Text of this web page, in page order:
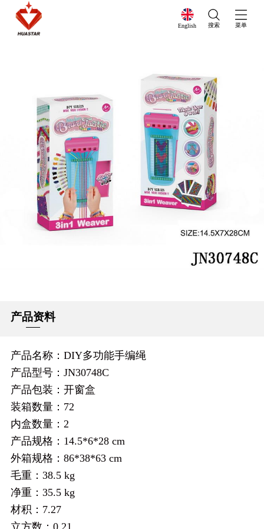
English 搜索 菜单
产品资料
产品名称：DIY多功能手编绳
产品型号：JN30748C
产品包装：开窗盒
装箱数量：72
内盒数量：2
产品规格：14.5*6*28 cm
外箱规格：86*38*63 cm
毛重：38.5 kg
净重：35.5 kg
材积：7.27
立方数：0.21